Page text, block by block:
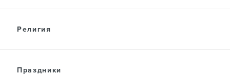
Религия
Праздники